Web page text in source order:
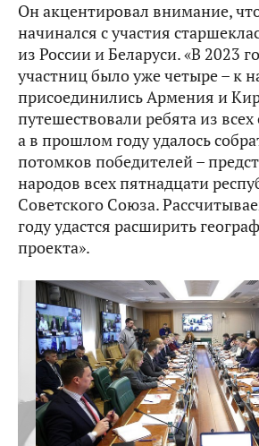
Он акцентировал внимание,
начинался с участия
из России и Беларуси. «В 2023
участниц было уже четыре – к
присоединились Армения и
путешествовали ребята из всех
а в прошлом году удалось
потомков победителей –
народов всех пятнадцати
Советского Союза.
году удастся расширить
проекта».